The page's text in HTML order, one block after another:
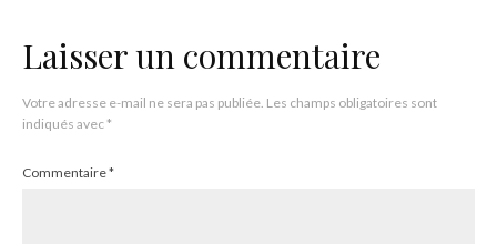
Laisser un commentaire
Votre adresse e-mail ne sera pas publiée. Les champs obligatoires sont
indiqués avec*
Commentaire*